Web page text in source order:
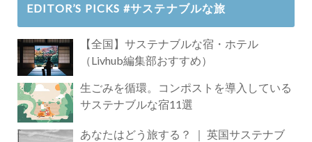
EDITOR’S PICKS #サステナブルな旅
【全国】サステナブルな宿・ホテル
（Livhub編集部おすすめ）
生ごみを循環。コンポストを導入している
サステナブルな宿11選
あなたはどう旅する？ ｜ 英国サステナブ